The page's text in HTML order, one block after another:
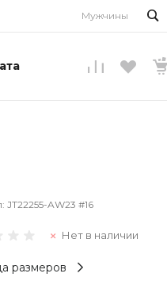
Мужчины
JT22255-AW23 #16
Нет в наличии
размеров